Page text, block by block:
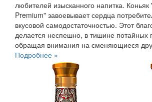
любителей изысканного напитка.
Premium" завоевывает сердца
вкусовой самодостаточностью. Этот
делается неспешно, в тишине потайных
обращая внимания на сменяющиеся
Подробнее »